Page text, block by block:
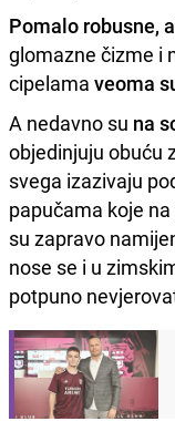
Pomalo robusne,
glomazne čizme i
cipelama veoma
A nedavno su na
objedinjuju obuću
svega izazivaju
papučama koje
su zapravo
nose se i u
potpuno